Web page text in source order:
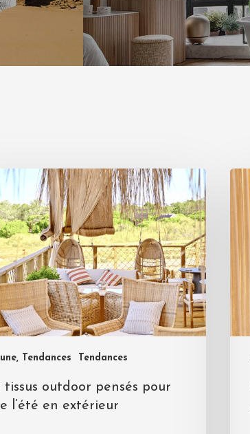
Tendances Tendances
tissus outdoor pensés pour
l’été en extérieur